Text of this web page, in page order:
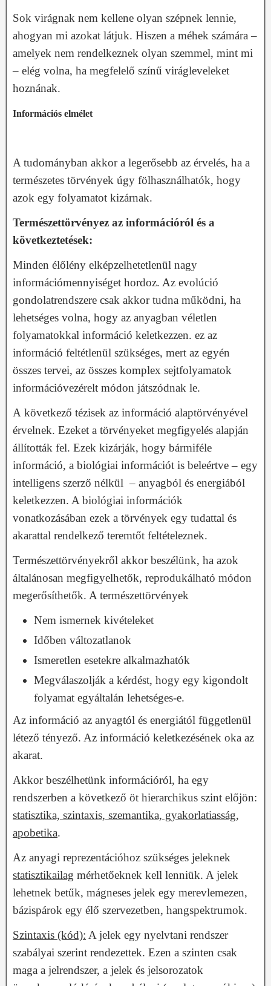
Sok virágnak nem kellene olyan szépnek lennie,
ahogyan mi azokat látjuk. Hiszen a méhek számára –
amelyek nem rendelkeznek olyan szemmel, mint mi
– elég volna, ha megfelelő színű virágleveleket
hoznának.
Információs elmélet
A tudományban akkor a legerősebb az érvelés, ha a
természetes törvények úgy fölhasználhatók, hogy
azok egy folyamatot kizárnak.
Természettörvényez az információról és a
következtetések:
Minden élőlény elképzelhetetlenül nagy
információmennyiséget hordoz. Az evolúció
gondolatrendszere csak akkor tudna működni, ha
lehetséges volna, hogy az anyagban véletlen
folyamatokkal információ keletkezzen. ez az
információ feltétlenül szükséges, mert az egyén
összes tervei, az összes komplex sejtfolyamatok
információvezérelt módon játszódnak le.
A következő tézisek az információ alaptörvényével
érvelnek. Ezeket a törvényeket megfigyelés alapján
állították fel. Ezek kizárják, hogy bármiféle
információ, a biológiai információt is beleértve – egy
intelligens szerző nélkül – anyagból és energiából
keletkezzen. A biológiai információk
vonatkozásában ezek a törvények egy tudattal és
akarattal rendelkező teremtőt feltételeznek.
Természettörvényekről akkor beszélünk, ha azok
általánosan megfigyelhetők, reprodukálható módon
megerősíthetők. A természettörvények
Nem ismernek kivételeket
Időben változatlanok
Ismeretlen esetekre alkalmazhatók
Megválaszolják a kérdést, hogy egy kigondolt
folyamat egyáltalán lehetséges-e.
Az információ az anyagtól és energiától függetlenül
létező tényező. Az információ keletkezésének oka az
akarat.
Akkor beszélhetünk információról, ha egy
rendszerben a következő öt hierarchikus szint előjön:
statisztika, szintaxis, szemantika, gyakorlatiasság,
apobetika.
Az anyagi reprezentációhoz szükséges jeleknek
statisztikailag mérhetőeknek kell lenniük. A jelek
lehetnek betűk, mágneses jelek egy merevlemezen,
bázispárok egy élő szervezetben, hangspektrumok.
Szintaxis (kód): A jelek egy nyelvtani rendszer
szabályai szerint rendezettek. Ezen a szinten csak
maga a jelrendszer, a jelek és jelsorozatok